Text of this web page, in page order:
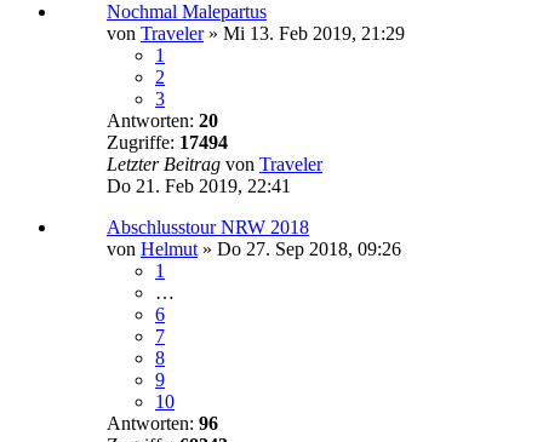
Nochmal Malepartus
von Traveler» Mi 13. Feb 2019, 21:29
1
2
3
Antworten: 20
Zugriffe: 17494
Letzter Beitrag von Traveler
Do 21. Feb 2019, 22:41
Abschlusstour NRW 2018
von Helmut » Do 27. Sep 2018, 09:26
1
…
6
7
8
9
10
Antworten: 96